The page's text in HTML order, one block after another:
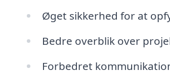
Øget sikkerhed for at
Bedre overblik over
Forbedret